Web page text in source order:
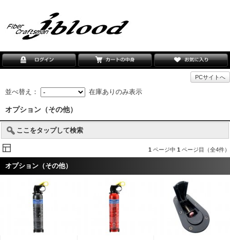
PCサイトへ
並べ替え： 在庫ありのみ表示
オプション（その他）
ここをタップして検索
1 ページ中 1 ページ目（全4件）
オプション（その他）